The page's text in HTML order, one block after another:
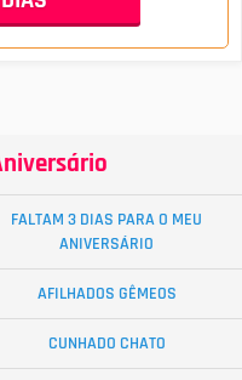
FALTAM 3 DIAS PARA O MEU
ANIVERSÁRIO
AFILHADOS GÊMEOS
CUNHADO CHATO